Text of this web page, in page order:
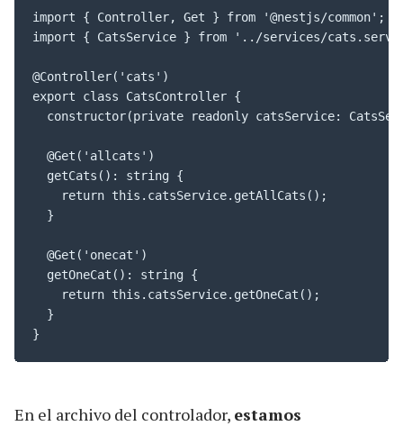
import { Controller, Get } from '@nestjs/common';
import { CatsService } from '../services/
@Controller('cats')
export class CatsController {
constructor(private readonly catsService:
  @Get('allcats')
  getCats(): string {
    return this.catsService.getAllCats();
  }
  @Get('onecat')
  getOneCat(): string {
    return this.catsService.getOneCat();
  }
}
En el archivo del controlador, estamos